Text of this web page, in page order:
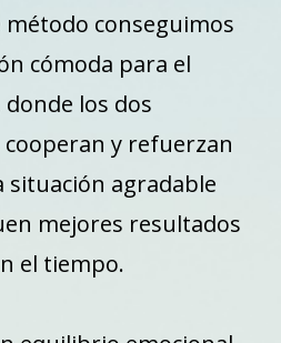
método conseguimos
cómoda para el
los dos
y refuerzan
situación agradable
mejores resultados
el tiempo.